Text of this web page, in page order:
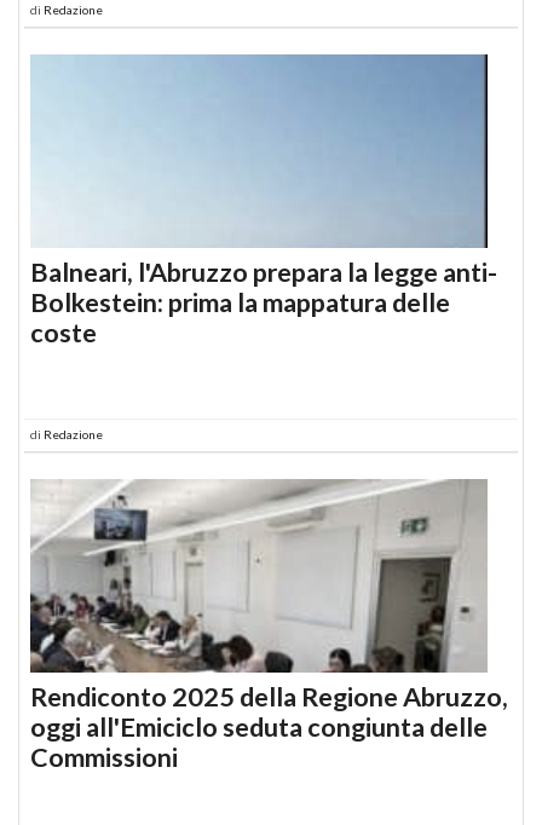
di Redazione
Balneari, l'Abruzzo prepara la legge anti-
Bolkestein: prima la mappatura delle
coste
di Redazione
Rendiconto 2025 della Regione Abruzzo,
oggi all'Emiciclo seduta congiunta delle
Commissioni